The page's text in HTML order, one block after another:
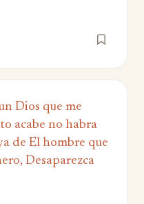
Dios que me
acabe no habra
de El hombre que
Desaparezca